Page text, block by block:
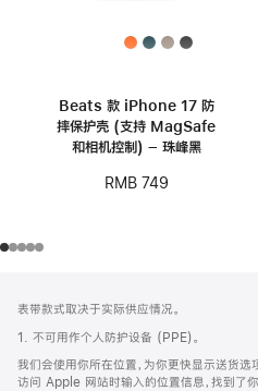
Beats 款 iPhone 17 防
摔保护壳 (支持 MagSafe
和相机控制) – 珠峰黑
RMB 749
页
页
脚
注
表带款式取决于实际供应情况。
1. 不可用作个人防护设备 (PPE)。
我们会使用你所在位置，为你更快显示送货选
访问 Apple 网站时输入的位置信息，找到了你